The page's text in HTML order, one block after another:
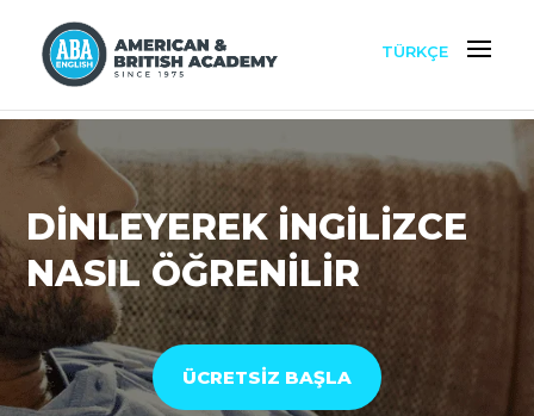
TÜRKÇE
DİNLEYEREK İNGİLİZCE
NASIL ÖĞRENİLİR
ÜCRETSİZ BAŞLA